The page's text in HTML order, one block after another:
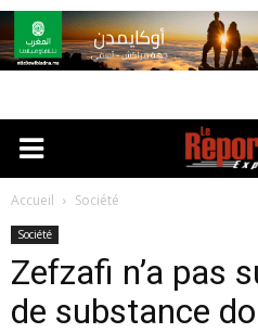
Accueil Société
Société
Zefzafi n’a pas
de substance